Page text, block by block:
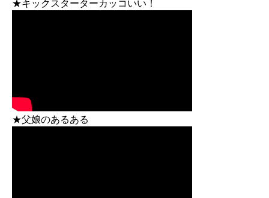
★キックスターターカッコいい！
★父娘のあるある